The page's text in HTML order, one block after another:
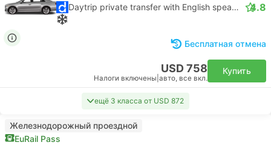
Daytrip private transfer with English speaking driver 4.8
Бесплатная отмена
USD 758
Налоги включены авто, все вкл.
Купить
ещё 3 класса от USD 872
Железнодорожный проездной
EuRail Pass